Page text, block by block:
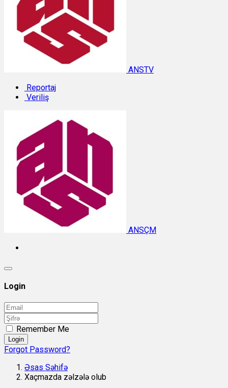
ANSTV
Reportaj
Veriliş
ANSÇM
Login
Remember Me
Login
Forgot Password?
Əsas Səhifə
Xaçmazda zəlzələ olub